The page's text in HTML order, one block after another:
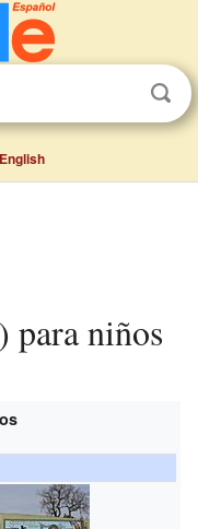
English
para niños